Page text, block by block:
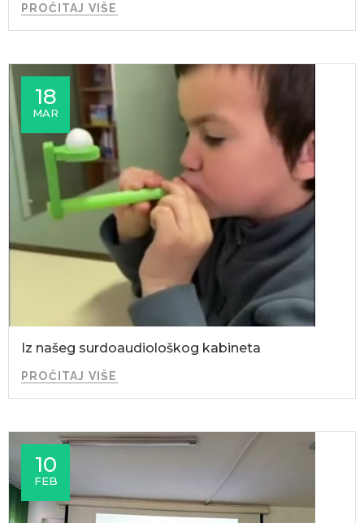
PROČITAJ VIŠE
18
MAR
Iz našeg surdoaudiološkog kabineta
PROČITAJ VIŠE
10
FEB